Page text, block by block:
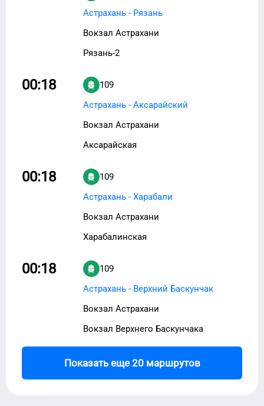
Астрахань - Рязань
Вокзал Астрахани
Рязань-2
00:18
109
Астрахань - Аксарайский
Вокзал Астрахани
Аксарайская
00:18
109
Астрахань - Харабали
Вокзал Астрахани
Харабалинская
00:18
109
Астрахань - Верхний Баскунчак
Вокзал Астрахани
Вокзал Верхнего Баскунчака
Показать еще 20 маршрутов